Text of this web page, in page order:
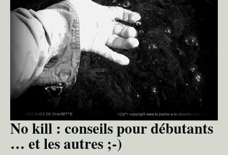
No kill : conseils pour débutants
… et les autres ;-)